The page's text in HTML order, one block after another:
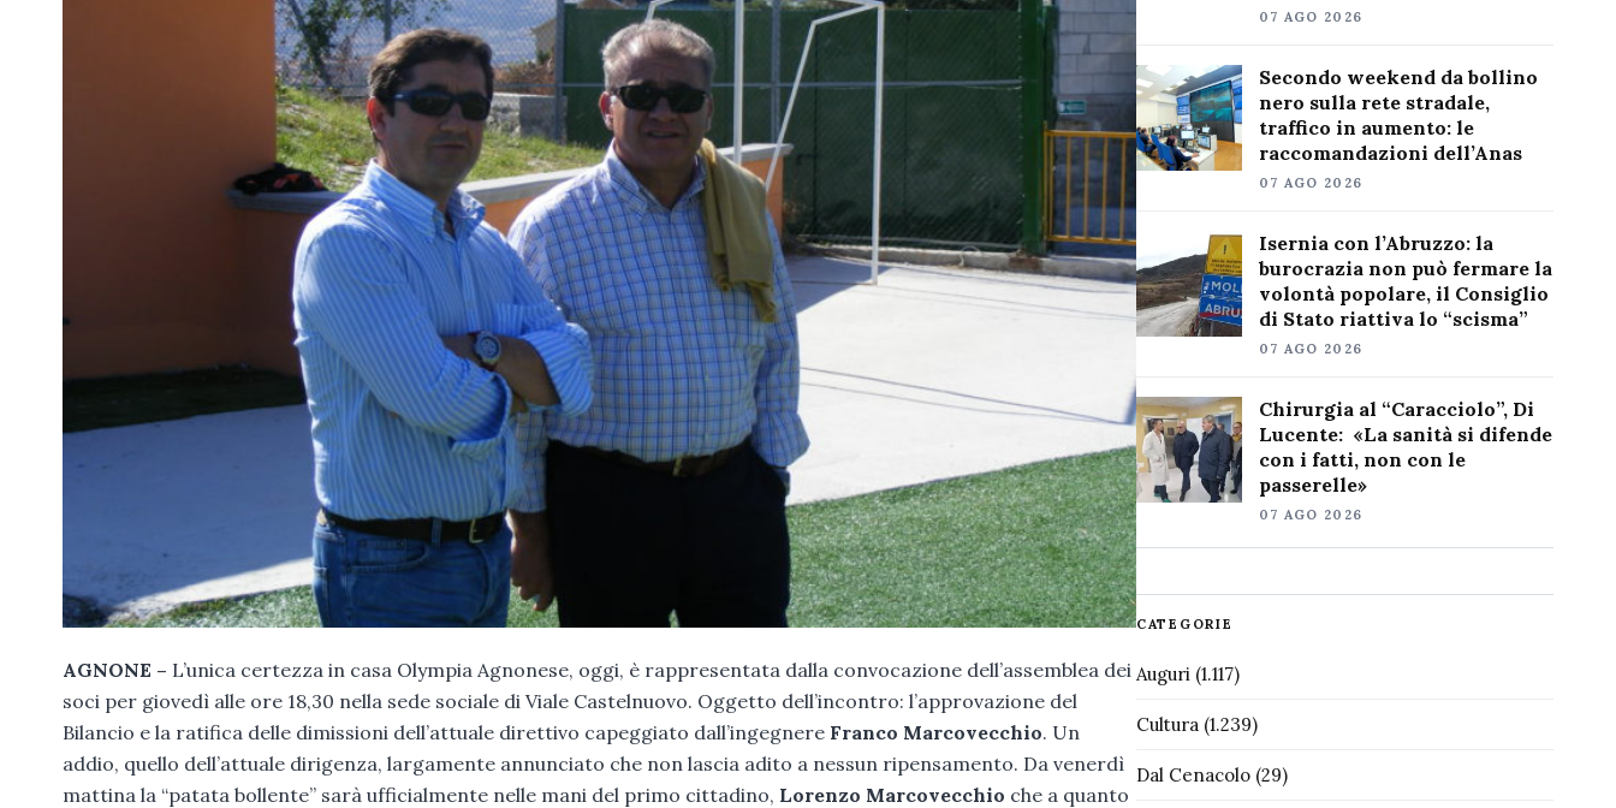
AGNONE – L’unica certezza in casa Olympia Agnonese, oggi, è rappresentata dalla convocazione dell’assemblea dei
soci per giovedì alle ore 18,30 nella sede sociale di Viale Castelnuovo. Oggetto dell’incontro: l’approvazione del
Bilancio e la ratifica delle dimissioni dell’attuale direttivo capeggiato dall’ingegnere Franco Marcovecchio. Un
addio, quello dell’attuale dirigenza, largamente annunciato che non lascia adito a nessun ripensamento. Da venerdì
mattina la “patata bollente” sarà ufficialmente nelle mani del primo cittadino, Lorenzo Marcovecchio che a quanto
07 AGO 2026
Secondo weekend da bollino
nero sulla rete stradale,
traffico in aumento: le
raccomandazioni dell’Anas
07 AGO 2026
Isernia con l’Abruzzo: la
burocrazia non può fermare la
volontà popolare, il Consiglio
di Stato riattiva lo “scisma”
07 AGO 2026
Chirurgia al “Caracciolo”, Di
Lucente: «La sanità si difende
con i fatti, non con le
passerelle»
07 AGO 2026
CATEGORIE
Auguri(1.117)
Cultura(1.239)
Dal Cenacolo(29)